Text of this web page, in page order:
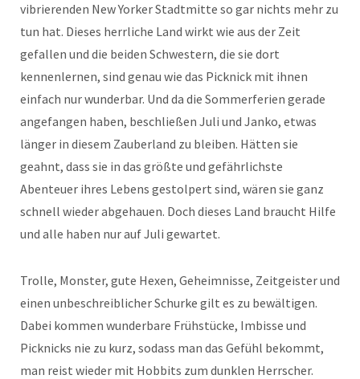
vibrierenden New Yorker Stadtmitte so gar nichts mehr zu
tun hat. Dieses herrliche Land wirkt wie aus der Zeit
gefallen und die beiden Schwestern, die sie dort
kennenlernen, sind genau wie das Picknick mit ihnen
einfach nur wunderbar. Und da die Sommerferien gerade
angefangen haben, beschließen Juli und Janko, etwas
länger in diesem Zauberland zu bleiben. Hätten sie
geahnt, dass sie in das größte und gefährlichste
Abenteuer ihres Lebens gestolpert sind, wären sie ganz
schnell wieder abgehauen. Doch dieses Land braucht Hilfe
und alle haben nur auf Juli gewartet.
Trolle, Monster, gute Hexen, Geheimnisse, Zeitgeister und
einen unbeschreiblicher Schurke gilt es zu bewältigen.
Dabei kommen wunderbare Frühstücke, Imbisse und
Picknicks nie zu kurz, sodass man das Gefühl bekommt,
man reist wieder mit Hobbits zum dunklen Herrscher.